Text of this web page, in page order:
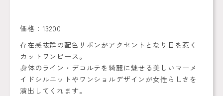
価格：13200
存在感抜群の配色リボンがアクセントとなり目を惹く
カットワンピース。
身体のライン・デコルテを綺麗に魅せる美しいマーメ
イドシルエットやワンショルデザインが女性らしさを
演出してくれます。